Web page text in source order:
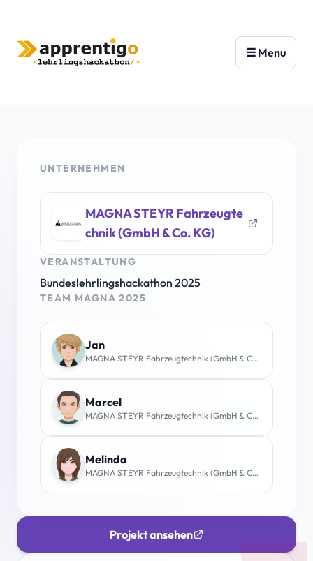
UNTERNEHMEN
MAGNA STEYR Fahrzeugte
chnik (GmbH & Co. KG)
VERANSTALTUNG
Bundeslehrlingshackathon 2025
TEAM MAGNA 2025
Jan
MAGNA STEYR Fahrzeugtechnik (GmbH & Co. KG)
Marcel
MAGNA STEYR Fahrzeugtechnik (GmbH & Co. KG)
Melinda
MAGNA STEYR Fahrzeugtechnik (GmbH & Co. KG)
Projekt ansehen